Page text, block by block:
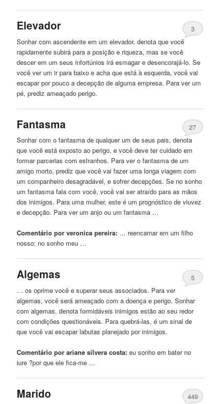
Elevador
3
Sonhar com ascendenteem um elevador, denota que você
rapidamente subirá para a posição e riqueza, mas se você
descerem um seus infortúnios irá esmagar e desencorajá-lo. Se
você ver um ir para baixo e acha que está à esquerda, você vai
escapar por pouco a decepção de alguma empresa. Para ver um
pé, prediz ameaçadoperigo.
Fantasma
27
Sonhar com o fantasma de qualquer um de seus pais, denota
que você está exposto aoperigo, e você deve ter cuidadoem
formar parcerias com estranhos. Para ver o fantasma de um
amigo morto, prediz que você vai fazer uma longa viagem com
um companheiro desagradável, e sofrer decepções. Se no sonho
um fantasma fala com você, você vai ser atraído para as mãos
dos inimigos. Para uma mulher, este é um prognóstico de viuvez
e decepção. Para ver um anjo ou um fantasma …
Comentário por veronica pereira: … reencarnarem um filho
nosso; no sonho meu …
Algemas
5
… os oprime você e superar seus associados. Para ver
algemas, você será ameaçado com a doença eperigo. Sonhar
com algemas, denota formidáveis ​​inimigos estão ao seu redor
com condições questionáveis. Para quebrá-las, é um sinal de
que você vai escapar labutas planejado por inimigos.
Comentário por ariane silvera costa: eu sonhoem bater no
iure ?por que ele fica-me …
Marido
449